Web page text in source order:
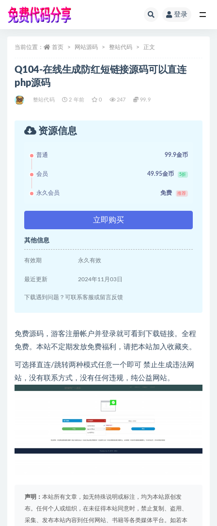
登录
当前位置： 首页 网站源码 整站代码 正文
Q104-在线生成防红短链接源码可以直连
php源码
整站代码 2 年前 0 247 99.9
资源信息
普通 99.9金币
会员 49.95金币 5折
永久会员 免费 推荐
立即购买
其他信息
有效期 永久有效
最近更新 2024年11月03日
下载遇到问题？可联系客服或留言反馈
免费源码，游客注册帐户并登录就可看到下载链接。全程
免费。本站不定期发放免费福利，请把本站加入收藏夹。
可选择直连/跳转两种模式任意一个即可 禁止生成违法网
站，没有联系方式，没有任何违规，纯公益网站。
声明： 本站所有文章，如无特殊说明或标注，均为本站原创发
布。任何个人或组织，在未征得本站同意时，禁止复制、盗用、
采集、发布本站内容到任何网站、书籍等各类媒体平台。如若本